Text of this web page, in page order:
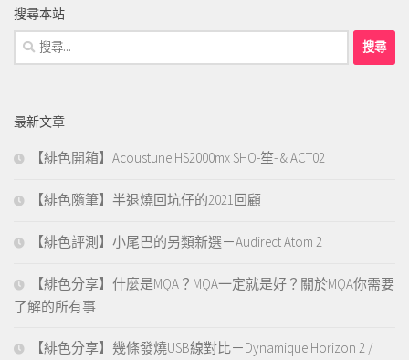
搜尋本站
搜
尋
字:
最新文章
【緋色開箱】Acoustune HS2000mx SHO-笙- & ACT02
【緋色隨筆】半退燒回坑仔的2021回顧
【緋色評測】小尾巴的另類新選－Audirect Atom 2
【緋色分享】什麼是MQA？MQA一定就是好？關於MQA你需要
了解的所有事
【緋色分享】幾條發燒USB線對比－Dynamique Horizon 2 /